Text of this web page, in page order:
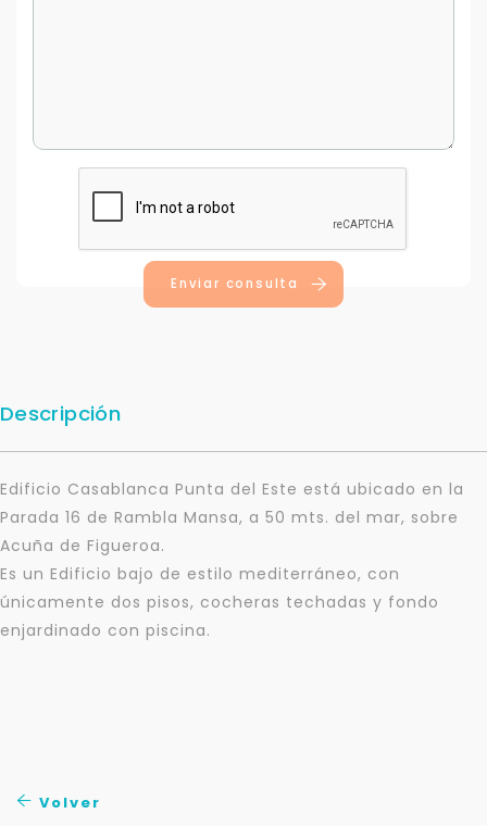
Enviar consulta
Descripción
Edificio Casablanca Punta del Este está ubicado en la
Parada 16 de Rambla Mansa, a 50 mts. del mar, sobre
Acuña de Figueroa.
Es un Edificio bajo de estilo mediterráneo, con
únicamente dos pisos, cocheras techadas y fondo
enjardinado con piscina.
Volver